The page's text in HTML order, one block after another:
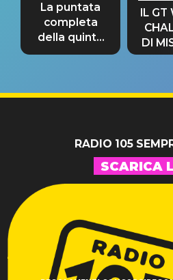
La puntata
completa
della quinta
tappa
IL GT
DI
RADIO 105
SCARICA